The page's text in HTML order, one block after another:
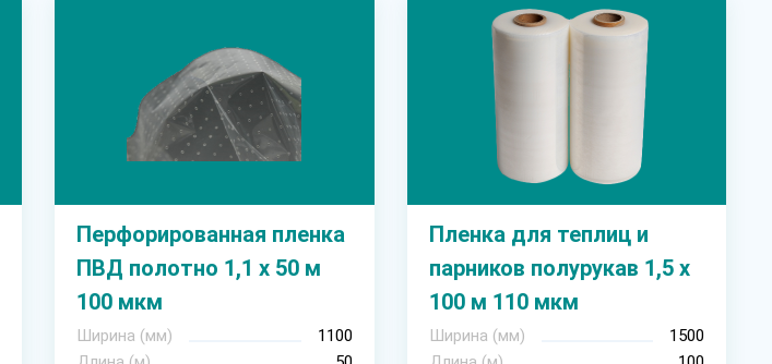
Перфорированная пленка
ПВД полотно 1,1 х 50 м
100 мкм
Ширина (мм)
1100
Пленка для теплиц и
парников полурукав 1,5 х
100 м 110 мкм
Ширина (мм)
1500